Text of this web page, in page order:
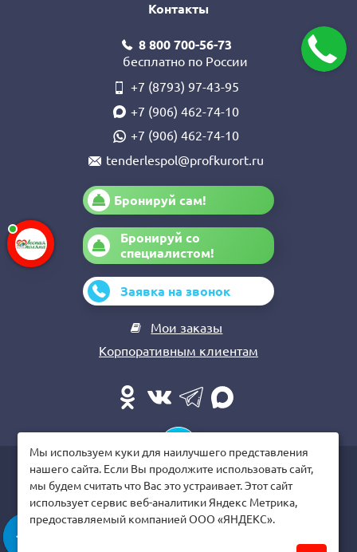
Контакты
8 800 700-56-73
бесплатно по России
+7 (8793) 97-43-95
+7 (906) 462-74-10
+7 (906) 462-74-10
tenderlespol@profkurort.ru
Бронируй сам!
Бронируй со
специалистом!
Заявка на звонок
Мои заказы
Корпоративным клиентам
© Санаторий «Лесная Поляна», 2026
Политика конфиденциальности
Мы используем куки для наилучшего представления
нашего сайта. Если Вы продолжите использовать сайт,
мы будем считать что Вас это устраивает. Этот сайт
использует сервис веб-аналитики Яндекс Метрика,
предоставляемый компанией ООО «ЯНДЕКС».